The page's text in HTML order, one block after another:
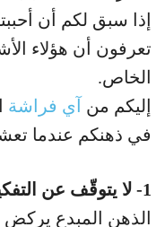
إذا سبق لكم أن
تعرفون أن هؤلاء
الخاص.
إليكم من آي فراشة
في ذهنكم عندما
1- لا يتوقّف عن التفكير
الذهن المبدع